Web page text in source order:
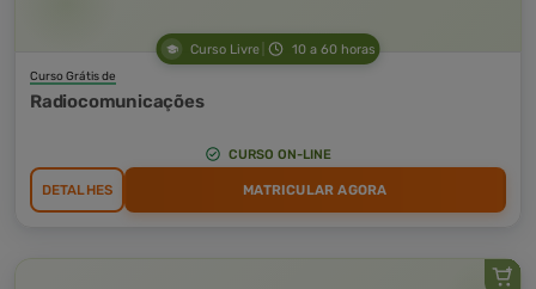
Curso Livre 10 a 60 horas
Curso Grátis de
Radiocomunicações
CURSO ON-LINE
DETALHES MATRICULAR AGORA